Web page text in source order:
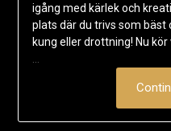
igång med kärlek och
plats där du trivs som bäst
kung eller drottning! Nu kör